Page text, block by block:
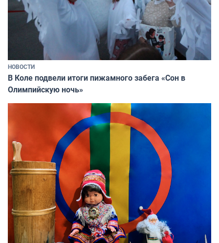
НОВОСТИ
В Коле подвели итоги пижамного забега «Сон в
Олимпийскую ночь»